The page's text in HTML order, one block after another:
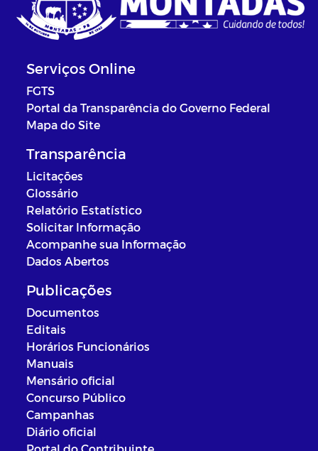
Serviços Online
FGTS
Portal da Transparência do Governo Federal
Mapa do Site
Transparência
Licitações
Glossário
Relatório Estatístico
Solicitar Informação
Acompanhe sua Informação
Dados Abertos
Publicações
Documentos
Editais
Horários Funcionários
Manuais
Mensário oficial
Concurso Público
Campanhas
Diário oficial
Portal do Contribuinte